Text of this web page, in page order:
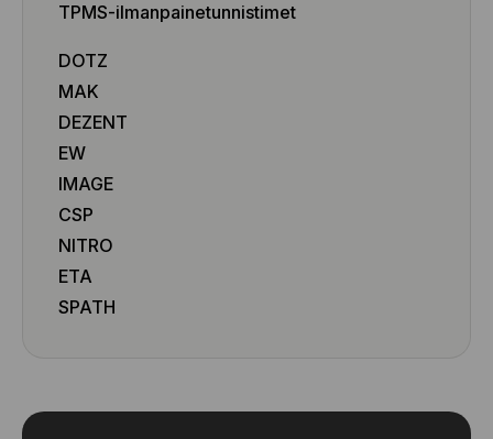
TPMS-ilmanpainetunnistimet
DOTZ
MAK
DEZENT
EW
IMAGE
CSP
NITRO
ETA
SPATH